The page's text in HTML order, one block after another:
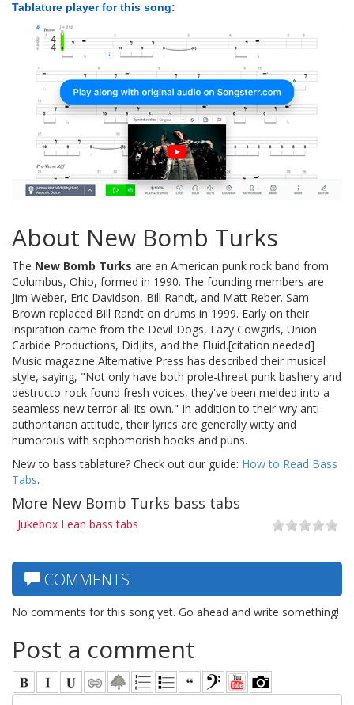
Tablature player for this song:
About New Bomb Turks
The New Bomb Turks are an American punk rock band from
Columbus, Ohio, formed in 1990. The founding members are
Jim Weber, Eric Davidson, Bill Randt, and Matt Reber. Sam
Brown replaced Bill Randt on drums in 1999. Early on their
inspiration came from the Devil Dogs, Lazy Cowgirls, Union
Carbide Productions, Didjits, and the Fluid.[citation needed]
Music magazine Alternative Press has described their musical
style, saying, "Not only have both prole-threat punk bashery and
destructo-rock found fresh voices, they've been melded into a
seamless new terror all its own." In addition to their wry anti-
authoritarian attitude, their lyrics are generally witty and
humorous with sophomorish hooks and puns.
New to bass tablature? Check out our guide: How to Read Bass
Tabs.
More New Bomb Turks bass tabs
Jukebox Lean bass tabs
COMMENTS
No comments for this song yet. Go ahead and write something!
Post a comment